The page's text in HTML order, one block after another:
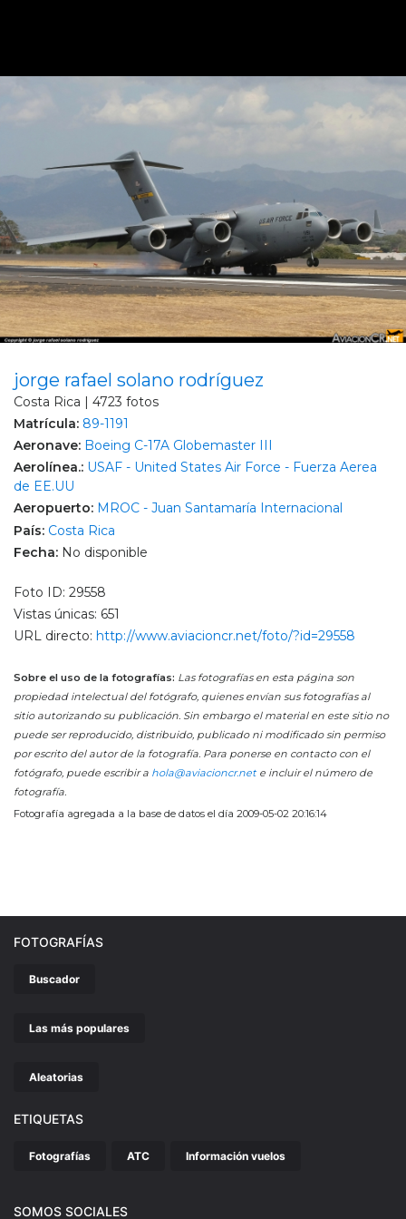
jorge rafael solano rodríguez
Costa Rica | 4723 fotos
Matrícula: 89-1191
Aeronave: Boeing C-17A Globemaster III
Aerolínea.: USAF - United States Air Force - Fuerza Aerea
de EE.UU
Aeropuerto: MROC - Juan Santamaría Internacional
País: Costa Rica
Fecha: No disponible
Foto ID: 29558
Vistas únicas: 651
URL directo: http://www.aviacioncr.net/foto/?id=29558
Sobre el uso de la fotografías: Las fotografías en esta página son
propiedad intelectual del fotógrafo, quienes envían sus fotografías al
sitio autorizando su publicación. Sin embargo el material en este sitio no
puede ser reproducido, distribuido, publicado ni modificado sin permiso
por escrito del autor de la fotografía. Para ponerse en contacto con el
fotógrafo, puede escribir a hola@aviacioncr.nete incluir el número de
fotografía.
Fotografía agregada a la base de datos el día 2009-05-02 20:16:14
FOTOGRAFÍAS
Buscador
Las más populares
Aleatorias
ETIQUETAS
Fotografías ATC Información vuelos
SOMOS SOCIALES